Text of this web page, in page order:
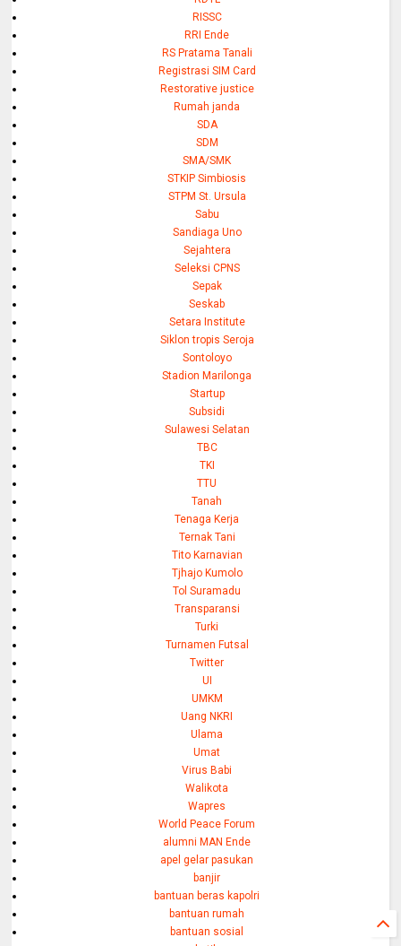
RISSC
RRI Ende
RS Pratama Tanali
Registrasi SIM Card
Restorative justice
Rumah janda
SDA
SDM
SMA/SMK
STKIP Simbiosis
STPM St. Ursula
Sabu
Sandiaga Uno
Sejahtera
Seleksi CPNS
Sepak
Seskab
Setara Institute
Siklon tropis Seroja
Sontoloyo
Stadion Marilonga
Startup
Subsidi
Sulawesi Selatan
TBC
TKI
TTU
Tanah
Tenaga Kerja
Ternak Tani
Tito Karnavian
Tjhajo Kumolo
Tol Suramadu
Transparansi
Turki
Turnamen Futsal
Twitter
UI
UMKM
Uang NKRI
Ulama
Umat
Virus Babi
Walikota
Wapres
World Peace Forum
alumni MAN Ende
apel gelar pasukan
banjir
bantuan beras kapolri
bantuan rumah
bantuan sosial